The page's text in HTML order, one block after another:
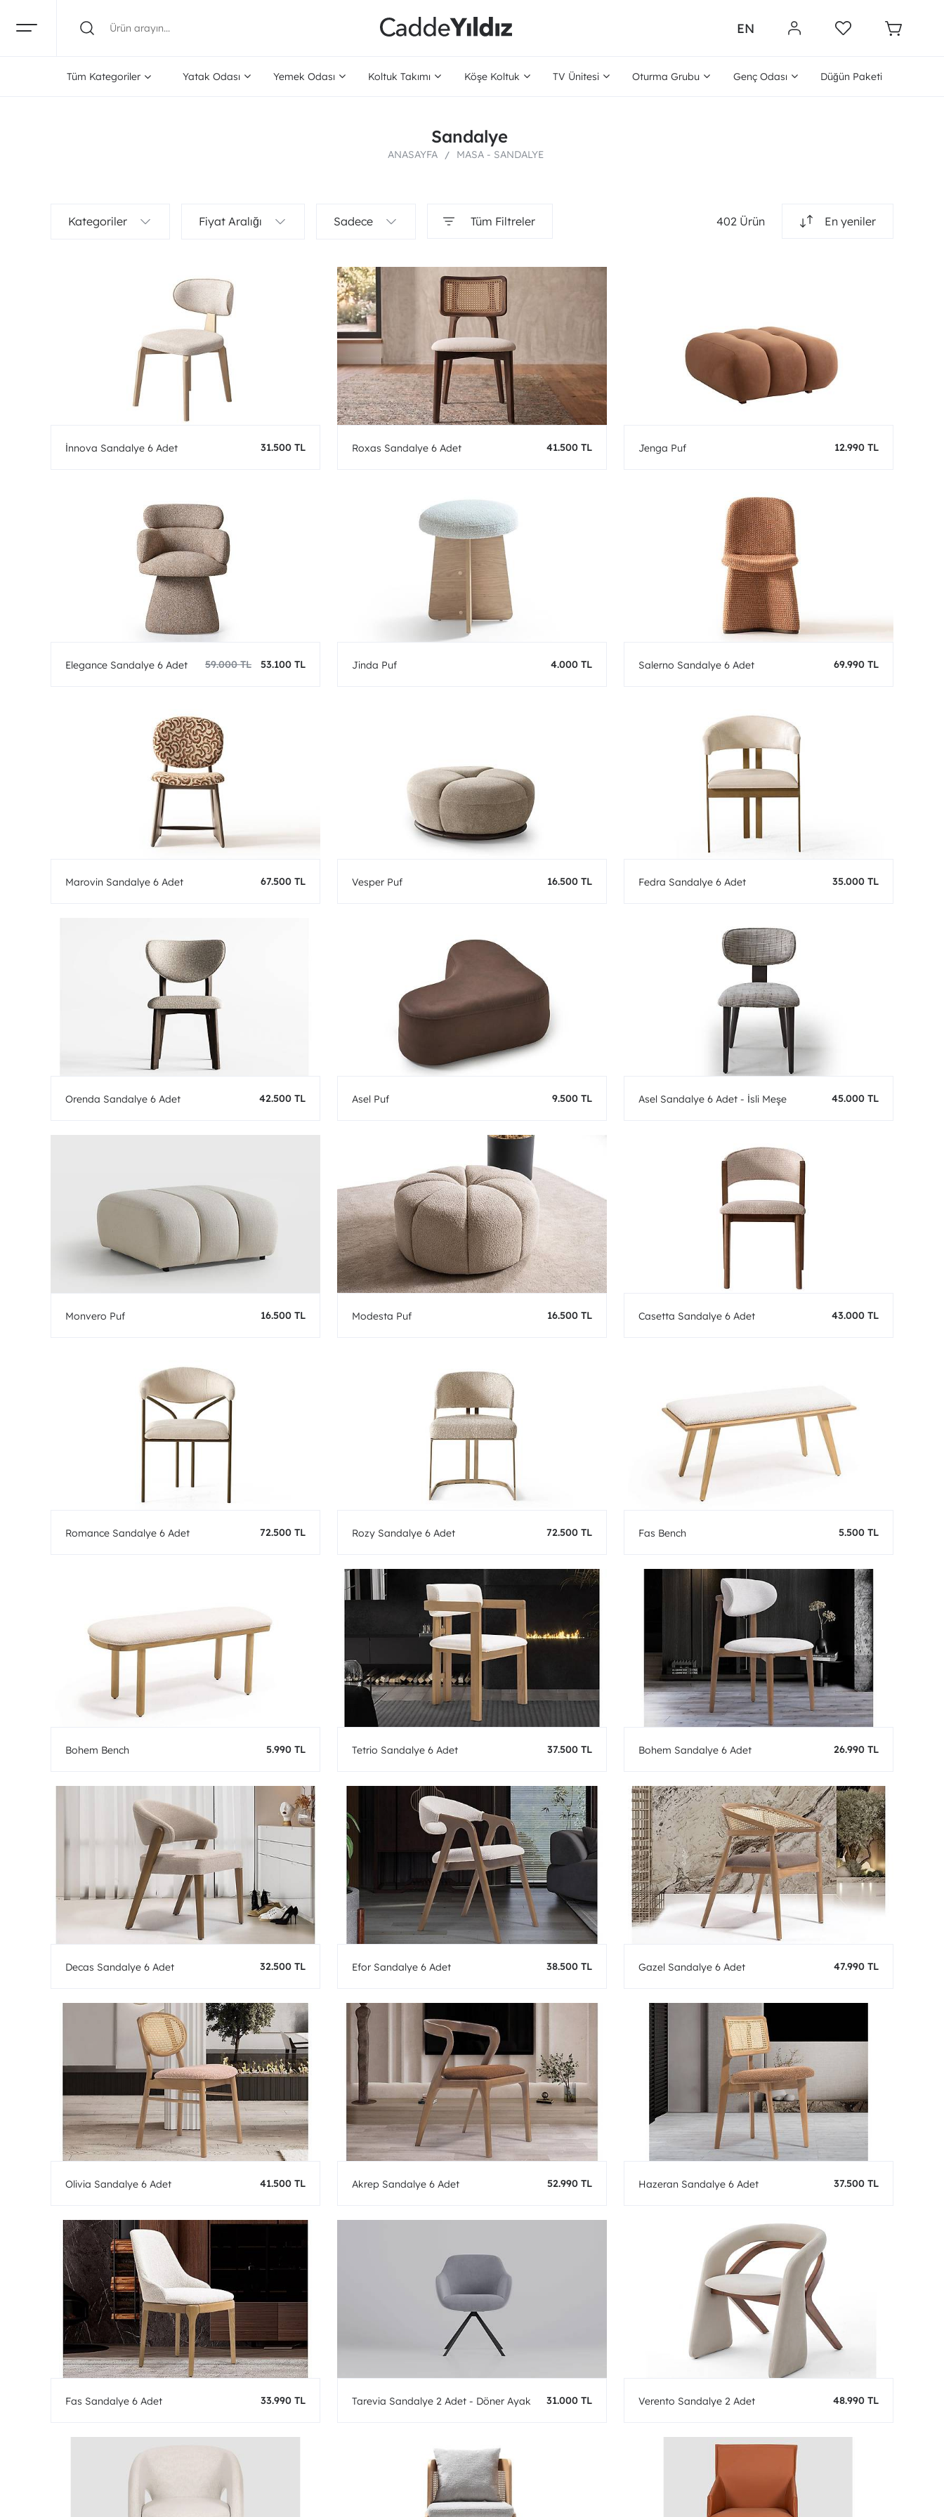
EN
Tüm Kategoriler Yatak Odası Yemek Odası Koltuk Takımı Köşe Koltuk TV Ünitesi Oturma Grubu Genç Odası Düğün Paketi
ANASAYFA MASA - SANDALYE
Sandalye
Kategoriler Fiyat Aralığı Sadece Tüm Filtreler 402 Ürün En yeniler
İnnova Sandalye 6 Adet 31.500 TL Roxas Sandalye 6 Adet 41.500 TL Jenga Puf 12.990 TL
Elegance Sandalye 6 Adet 59.000 TL 53.100 TL Jinda Puf 4.000 TL Salerno Sandalye 6 Adet 69.990 TL
Marovin Sandalye 6 Adet 67.500 TL Vesper Puf 16.500 TL Fedra Sandalye 6 Adet 35.000 TL
Orenda Sandalye 6 Adet 42.500 TL Asel Puf 9.500 TL Asel Sandalye 6 Adet - İsli Meşe 45.000 TL
Monvero Puf 16.500 TL Modesta Puf 16.500 TL Casetta Sandalye 6 Adet 43.000 TL
Romance Sandalye 6 Adet 72.500 TL Rozy Sandalye 6 Adet 72.500 TL Fas Bench 5.500 TL
Bohem Bench 5.990 TL Tetrio Sandalye 6 Adet 37.500 TL Bohem Sandalye 6 Adet 26.990 TL
Decas Sandalye 6 Adet 32.500 TL Efor Sandalye 6 Adet 38.500 TL Gazel Sandalye 6 Adet 47.990 TL
Olivia Sandalye 6 Adet 41.500 TL Akrep Sandalye 6 Adet 52.990 TL Hazeran Sandalye 6 Adet 37.500 TL
Fas Sandalye 6 Adet 33.990 TL Tarevia Sandalye 2 Adet - Döner Ayak 31.000 TL Verento Sandalye 2 Adet 48.990 TL